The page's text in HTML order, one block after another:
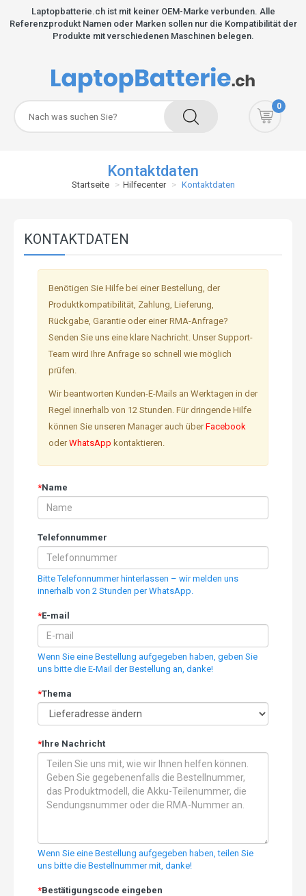
Laptopbatterie.ch ist mit keiner OEM-Marke verbunden. Alle
Referenzprodukt Namen oder Marken sollen nur die Kompatibilität der
Produkte mit verschiedenen Maschinen belegen.
0
Kontaktdaten
Startseite Hilfecenter Kontaktdaten
KONTAKTDATEN
Benötigen Sie Hilfe bei einer Bestellung, der
Produktkompatibilität, Zahlung, Lieferung,
Rückgabe, Garantie oder einer RMA-Anfrage?
Senden Sie uns eine klare Nachricht. Unser Support-
Team wird Ihre Anfrage so schnell wie möglich
prüfen.
Wir beantworten Kunden-E-Mails an Werktagen in der
Regel innerhalb von 12 Stunden. Für dringende Hilfe
können Sie unseren Manager auch überFacebook
oderWhatsApp kontaktieren.
*Name
Telefonnummer
Bitte Telefonnummer hinterlassen – wir melden uns
innerhalb von 2 Stunden per WhatsApp.
*E-mail
Wenn Sie eine Bestellung aufgegeben haben, geben Sie
uns bitte die E-Mail der Bestellung an, danke!
*Thema
*Ihre Nachricht
Wenn Sie eine Bestellung aufgegeben haben, teilen Sie
uns bitte die Bestellnummer mit, danke!
*Bestätigungscode eingeben